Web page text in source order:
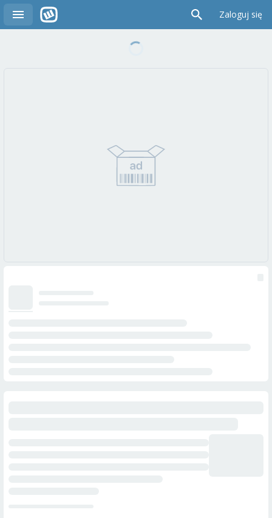
Zaloguj się